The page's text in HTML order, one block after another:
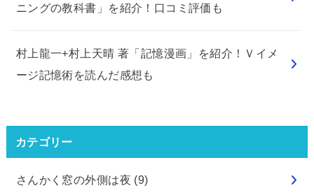
ニングの教科書」を紹介！口コミ評価も
村上龍一+村上天晴 著「記憶漫画」を紹介！Ｖイメ
ージ記憶術を読んだ感想も
カテゴリー
さんかく窓の外側は夜 (9)